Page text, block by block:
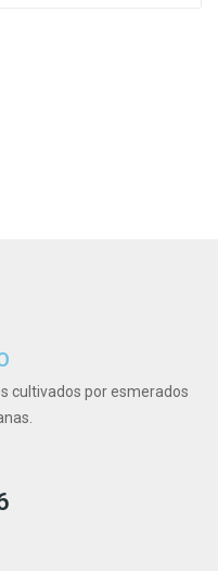
cultivados por esmerados